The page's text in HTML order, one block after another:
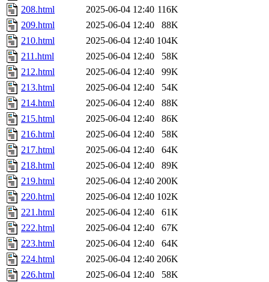
208.html
2025-06-04 12:40 116K
209.html
2025-06-04 12:40
88K
210.html
2025-06-04 12:40 104K
211.html
2025-06-04 12:40
58K
212.html
2025-06-04 12:40
99K
213.html
2025-06-04 12:40
54K
214.html
2025-06-04 12:40
88K
215.html
2025-06-04 12:40
86K
216.html
2025-06-04 12:40
58K
217.html
2025-06-04 12:40
64K
218.html
2025-06-04 12:40
89K
219.html
2025-06-04 12:40 200K
220.html
2025-06-04 12:40 102K
221.html
2025-06-04 12:40
61K
222.html
2025-06-04 12:40
67K
223.html
2025-06-04 12:40
64K
224.html
2025-06-04 12:40 206K
226.html
2025-06-04 12:40
58K